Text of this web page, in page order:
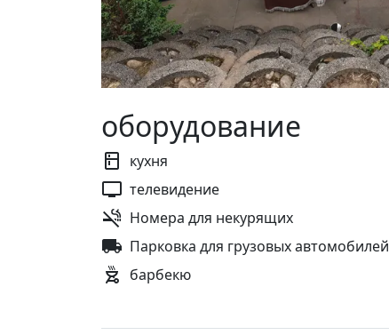
оборудование
кухня
телевидение
Номера для некурящих
Парковка для грузовых автомобилей
барбекю